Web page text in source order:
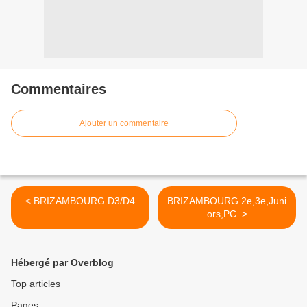
Commentaires
Ajouter un commentaire
< BRIZAMBOURG.D3/D4
BRIZAMBOURG.2e,3e,Juni
ors,PC. >
Hébergé par Overblog
Top articles